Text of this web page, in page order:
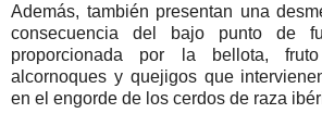
Además, también presentan una
consecuencia del bajo punto de
proporcionada por la bellota,
alcornoques y quejigos que
en el engorde de los cerdos de raza